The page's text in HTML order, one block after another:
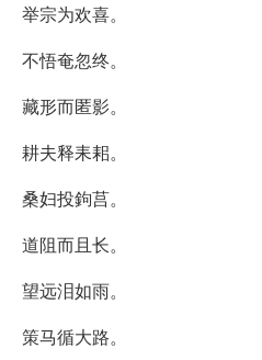
举宗为欢喜。
不悟奄忽终。
藏形而匿影。
耕夫释耒耜。
桑妇投鉤莒。
道阻而且长。
望远泪如雨。
策马循大路。